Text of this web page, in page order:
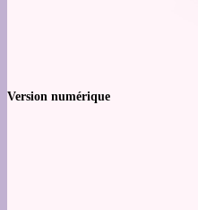
Version numérique